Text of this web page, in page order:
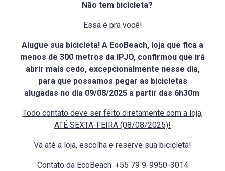
Não tem bicicleta?
Essa é pra você!
Alugue sua bicicleta! A EcoBeach, loja que fica a
menos de 300 metros da IPJO, confirmou que irá
abrir mais cedo, excepcionalmente nesse dia,
para que possamos pegar as bicicletas
alugadas no dia 09/08/2025 a partir das 6h30m
Todo contato deve ser feito diretamente com a loja,
ATÉ SEXTA-FEIRA (08/08/2025)!
Vá até a loja, escolha e reserve sua bicicleta!
Contato da EcoBeach: +55 79 9-9950-3014